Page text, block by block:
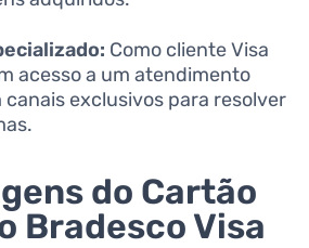
Como cliente Visa
acesso a um atendimento
exclusivos para resolver
do Cartão
Bradesco Visa